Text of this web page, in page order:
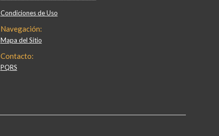
Condiciones de Uso
Navegación:
Mapa del Sitio
Contacto:
PQRS